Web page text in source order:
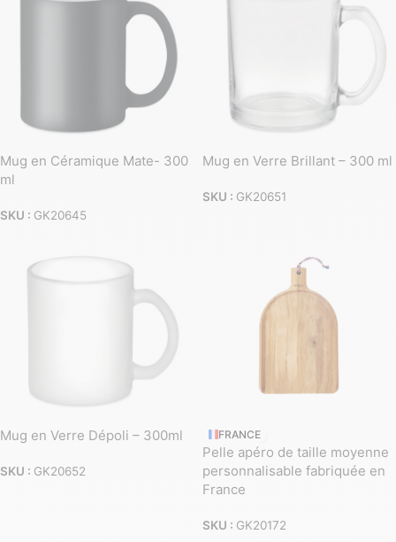
Mug en Céramique Mate- 300
ml
SKU : GK20645
Mug en Verre Brillant – 300 ml
SKU : GK20651
Mug en Verre Dépoli – 300ml
SKU : GK20652
FRANCE
Pelle apéro de taille moyenne
personnalisable fabriquée en
France
SKU : GK20172